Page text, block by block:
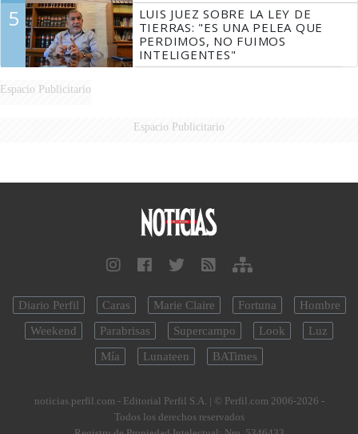
5
LUIS JUEZ SOBRE LA LEY DE
TIERRAS: "ES UNA PELEA QUE
PERDIMOS, NO FUIMOS
INTELIGENTES"
Espacio Publicitario
Espacio Publicitario
Diario Perfil Caras Marie Claire Fortuna
Hombre
Weekend
Parabrisas Supercampo Look
Luz
Mía
Lunateen BATimes
noticias.perfil.com - Editorial Perfil S.A. | © Perfil.com 2006-2026 -
Todos los derechos reservados